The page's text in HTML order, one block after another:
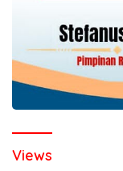
Views